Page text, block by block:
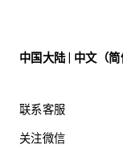
中国大陆 | 中文（简
联系客服
关注微信